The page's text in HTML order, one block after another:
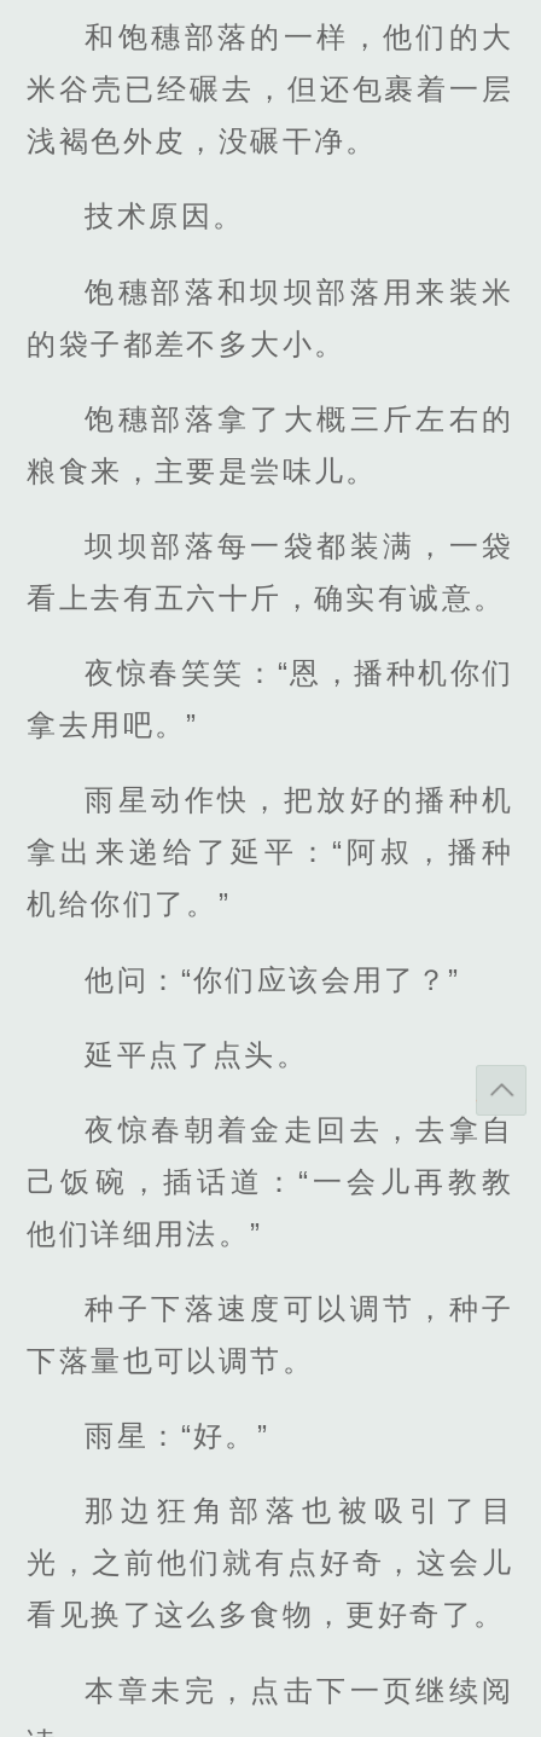
和饱穗部落的一样，他们的大
米谷壳已经碾去，但还包裹着一层
浅褐色外皮，没碾干净。
技术原因。
饱穗部落和坝坝部落用来装米
的袋子都差不多大小。
饱穗部落拿了大概三斤左右的
粮食来，主要是尝味儿。
坝坝部落每一袋都装满，一袋
看上去有五六十斤，确实有诚意。
夜惊春笑笑：“恩，播种机你们
拿去用吧。”
雨星动作快，把放好的播种机
拿出来递给了延平：“阿叔，播种
机给你们了。”
他问：“你们应该会用了？”
延平点了点头。
夜惊春朝着金走回去，去拿自
己饭碗，插话道：“一会儿再教教
他们详细用法。”
种子下落速度可以调节，种子
下落量也可以调节。
雨星：“好。”
那边狂角部落也被吸引了目
光，之前他们就有点好奇，这会儿
看见换了这么多食物，更好奇了。
本章未完，点击下一页继续阅